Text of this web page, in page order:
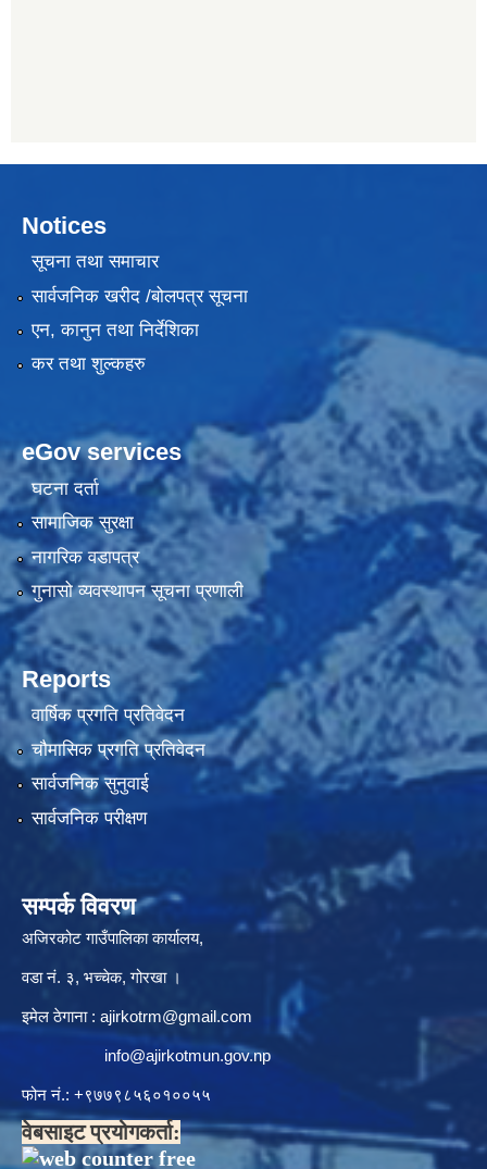
Notices
सूचना तथा समाचार
सार्वजनिक खरीद /बोलपत्र सूचना
एन, कानुन तथा निर्देशिका
कर तथा शुल्कहरु
eGov services
घटना दर्ता
सामाजिक सुरक्षा
नागरिक वडापत्र
गुनासो व्यवस्थापन सूचना प्रणाली
Reports
वार्षिक प्रगति प्रतिवेदन
चौमासिक प्रगति प्रतिवेदन
सार्वजनिक सुनुवाई
सार्वजनिक परीक्षण
सम्पर्क विवरण
अजिरकोट गाउँपालिका कार्यालय,
वडा नं. ३, भच्चेक, गोरखा ।
इमेल ठेगाना : ajirkotrm@gmail.com
info@ajirkotmun.gov.np
फोन नं.: ‍‌+९७७९८५६०१००५५
वेबसाइट प्रयोगकर्ता: